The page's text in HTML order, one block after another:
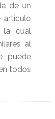
de un
artículo
la cual
al
puede
todos